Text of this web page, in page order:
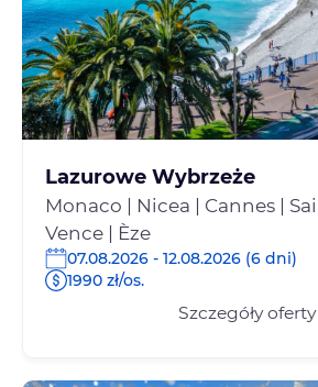
Lazurowe Wybrzeże
Monaco | Nicea | Cannes |
Vence | Èze
07.08.2026 - 12.08.2026 (6 dni)
1990 zł/os.
Szczegóły oferty